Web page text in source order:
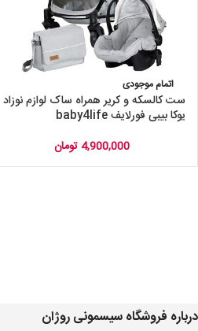
اتمام موجودی
ست کالسکه و کریر همراه ساک لوازم نوزاد
یوکا بیبی فورلایف baby4life
4,900,000تومان
درباره فروشگاه سیسمونی روژان